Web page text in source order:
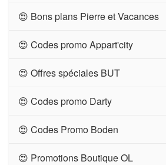
😍 Bons plans Pierre et Vacances
😍 Codes promo Appart'city
😍 Offres spéciales BUT
😍 Codes promo Darty
😍 Codes Promo Boden
😍 Promotions Boutique OL